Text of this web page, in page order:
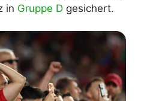
in Gruppe D gesichert.